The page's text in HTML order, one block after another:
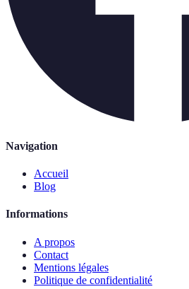
Navigation
Accueil
Blog
Informations
A propos
Contact
Mentions légales
Politique de confidentialité